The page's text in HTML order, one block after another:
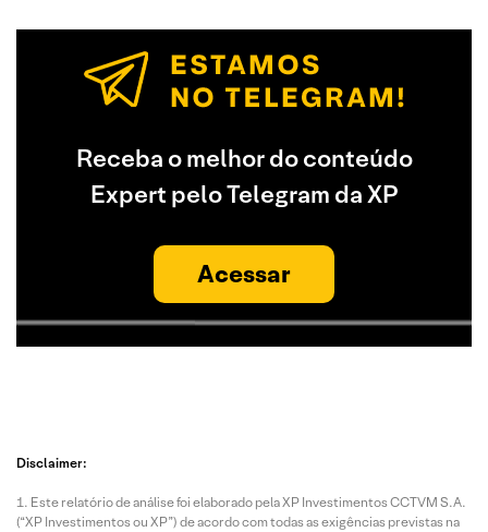
Receba o melhor do conteúdo
Expert pelo Telegram da XP
Acessar
Disclaimer:
Este relatório de análise foi elaborado pela XP Investimentos CCTVM S.A.
(“XP Investimentos ou XP”) de acordo com todas as exigências previstas na